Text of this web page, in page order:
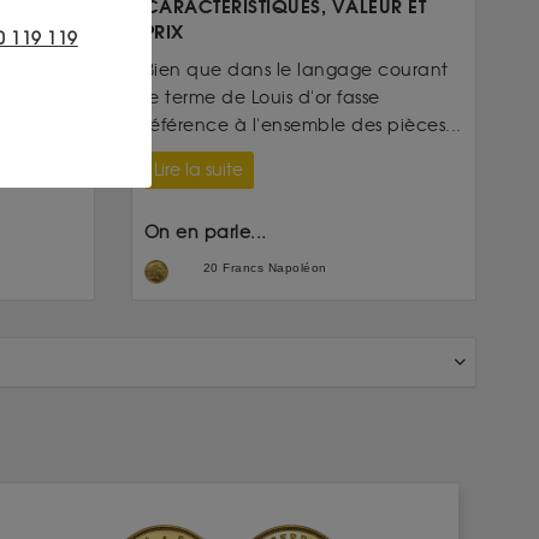
de l’or
CARACTÉRISTIQUES, VALEUR ET
PRIX
Bien que dans le langage courant
le terme de Louis d'or fasse
référence à l'ensemble des pièces...
Lire la suite
On en parle...
20 Francs Napoléon
119 119